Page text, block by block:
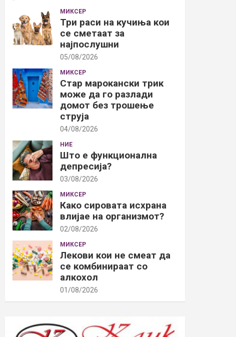
МИКСЕР
Три раси на кучиња кои
се сметаат за
најпослушни
05/08/2026
МИКСЕР
Стар марокански трик
може да го разлади
домот без трошење
струја
04/08/2026
НИЕ
Што е функционална
депресија?
03/08/2026
МИКСЕР
Како сировата исхрана
влијае на организмот?
02/08/2026
МИКСЕР
Лекови кои не смеат да
се комбинираат со
алкохол
01/08/2026